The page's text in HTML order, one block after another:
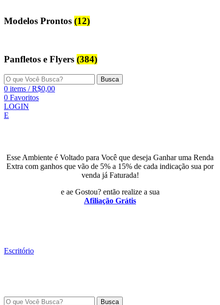
Modelos Prontos (12)
Panfletos e Flyers (384)
Busca
0 items / R$0,00
0 Favoritos
LOGIN
E
Esse Ambiente é Voltado para Você que deseja Ganhar uma Renda
Extra com ganhos que vão de 5% a 15% de cada indicação sua por
venda já Faturada!
e ae Gostou? então realize a sua
Afiliação Grátis
Escritório
Busca